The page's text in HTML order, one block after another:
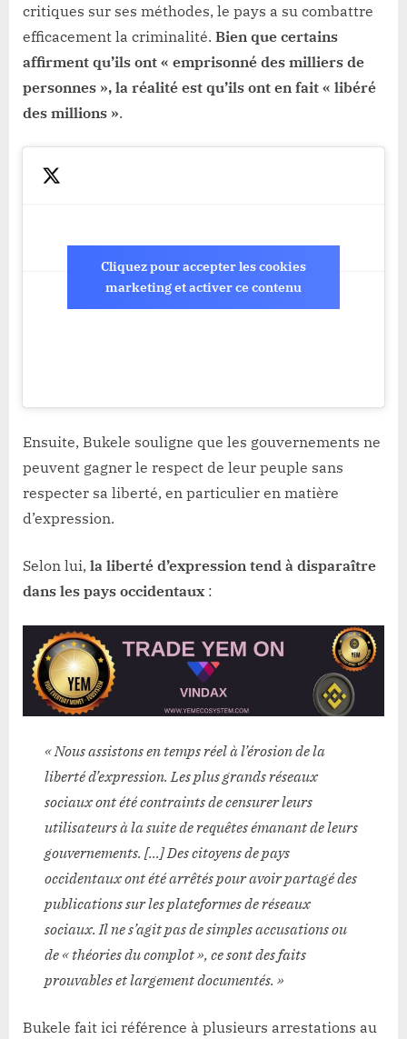
critiques sur ses méthodes, le pays a su combattre
efficacement la criminalité. Bien que certains
affirment qu’ils ont « emprisonné des milliers de
personnes », la réalité est qu’ils ont en fait « libéré
des millions ».
Cliquez pour accepter les cookies
marketing et activer ce contenu
Ensuite, Bukele souligne que les gouvernements ne
peuvent gagner le respect de leur peuple sans
respecter sa liberté, en particulier en matière
d’expression.
Selon lui, la liberté d’expression tend à disparaître
dans les pays occidentaux :
« Nous assistons en temps réel à l’érosion de la
liberté d’expression. Les plus grands réseaux
sociaux ont été contraints de censurer leurs
utilisateurs à la suite de requêtes émanant de leurs
gouvernements. […] Des citoyens de pays
occidentaux ont été arrêtés pour avoir partagé des
publications sur les plateformes de réseaux
sociaux. Il ne s’agit pas de simples accusations ou
de « théories du complot », ce sont des faits
prouvables et largement documentés. »
Bukele fait ici référence à plusieurs arrestations au